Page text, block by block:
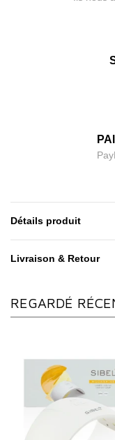
Détails produit
Livraison & Retour
REGARDÉ